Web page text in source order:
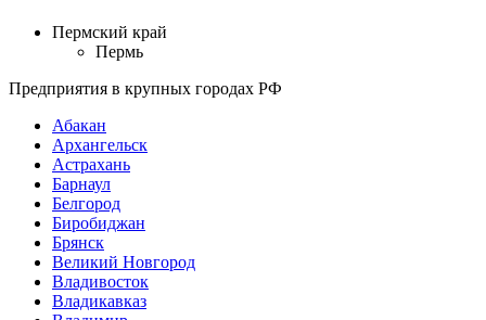
Пермский край
Пермь
Предприятия в крупных городах РФ
Абакан
Архангельск
Астрахань
Барнаул
Белгород
Биробиджан
Брянск
Великий Новгород
Владивосток
Владикавказ